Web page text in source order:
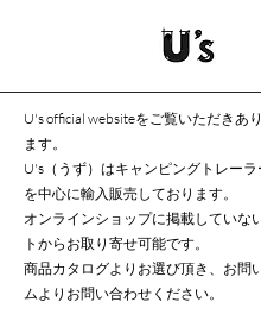
U's official websiteをご覧いただきあ
ます。
U's（うず）はキャンピングトレーラ
を中心に輸入販売しております。
オンラインショップに掲載していな
トからお取り寄せ可能です。
商品カタログよりお選び頂き、お問
ムよりお問い合わせください。